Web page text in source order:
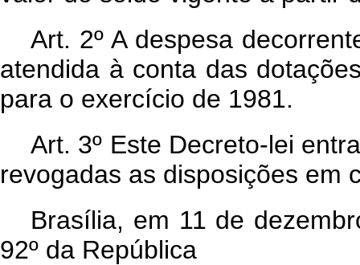
Art. 2º A despesa
atendida à conta das
para o exercício de 1981.
Art. 3º Este Decreto-lei
revogadas as disposições em
Brasília, em 11 de
92º da República